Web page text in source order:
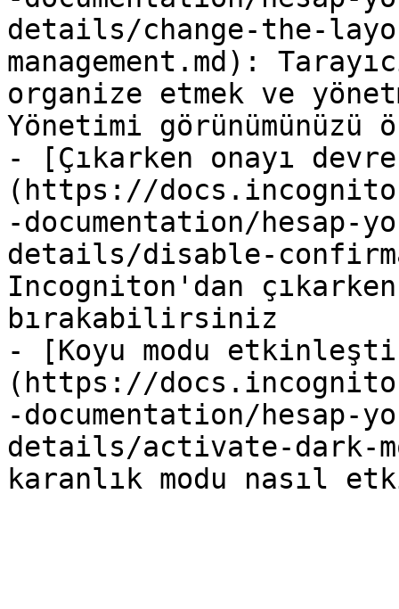
details/change-the-
management.md):
organize etmek ve
Yönetimi
- [Çıkarken onayı
(https://
-documentation/hesap-
details/disable-
Incogniton'dan
bırakabilirsiniz
- [Koyu modu
(https://
-documentation/hesap-
details/activate-dark-